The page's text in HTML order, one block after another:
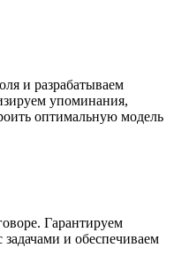
и разрабатываем
упоминания,
оптимальную модель
Гарантируем
и обеспечиваем